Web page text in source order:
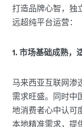
打造品牌心智，独
远超纯平台运营：
1. 市场基础成熟，
马来西亚互联网渗
需求旺盛。同时中
地消费者心中认可
本地精准需求，提